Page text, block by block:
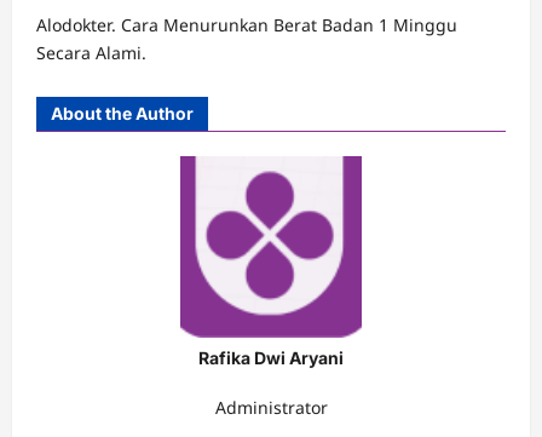
Alodokter. Cara Menurunkan Berat Badan 1 Minggu
Secara Alami.
About the Author
Rafika Dwi Aryani
Administrator